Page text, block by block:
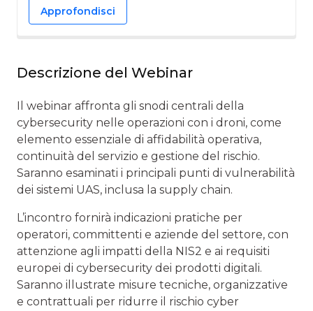
Approfondisci
Descrizione del Webinar
Il webinar affronta gli snodi centrali della
cybersecurity nelle operazioni con i droni, come
elemento essenziale di affidabilità operativa,
continuità del servizio e gestione del rischio.
Saranno esaminati i principali punti di vulnerabilità
dei sistemi UAS, inclusa la supply chain.
L’incontro fornirà indicazioni pratiche per
operatori, committenti e aziende del settore, con
attenzione agli impatti della NIS2 e ai requisiti
europei di cybersecurity dei prodotti digitali.
Saranno illustrate misure tecniche, organizzative
e contrattuali per ridurre il rischio cyber